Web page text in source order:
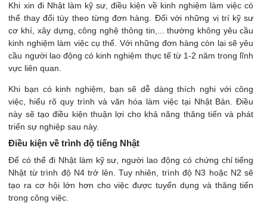
Khi xin đi Nhật làm kỹ sư, điều kiện về kinh nghiệm làm việc có
thể thay đổi tùy theo từng đơn hàng. Đối với những vị trí kỹ sư
cơ khí, xây dựng, công nghệ thông tin,... thường không yêu cầu
kinh nghiệm làm việc cụ thể. Với những đơn hàng còn lại sẽ yêu
cầu người lao động có kinh nghiệm thực tế từ 1-2 năm trong lĩnh
vực liên quan.
Khi bạn có kinh nghiệm, bạn sẽ dễ dàng thích nghi với công
việc, hiểu rõ quy trình và văn hóa làm việc tại Nhật Bản. Điều
này sẽ tạo điều kiện thuận lợi cho khả năng thăng tiến và phát
triển sự nghiệp sau này.
Điều kiện về trình độ tiếng Nhật
Để có thể đi Nhật làm kỹ sư, người lao động có chứng chỉ tiếng
Nhật từ trình độ N4 trở lên. Tuy nhiên, trình độ N3 hoặc N2 sẽ
tạo ra cơ hội lớn hơn cho việc được tuyển dụng và thăng tiến
trong công việc.